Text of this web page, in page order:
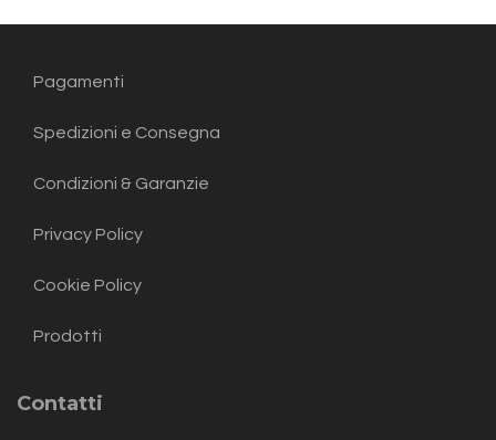
Pagamenti
Spedizioni e Consegna
Condizioni & Garanzie
Privacy Policy
Cookie Policy
Prodotti
Contatti